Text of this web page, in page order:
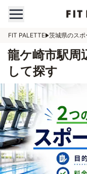
FIT PALETTE 茨城県のスポ
龍ケ崎市駅周
して探す